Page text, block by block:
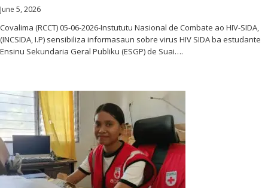
June 5, 2026
Covalima (RCCT) 05-06-2026-Instututu Nasional de Combate ao HIV-SIDA,
(INCSIDA, I.P) sensibiliza informasaun sobre virus HIV SIDA ba estudante
Ensinu Sekundaria Geral Publiku (ESGP) de Suai….